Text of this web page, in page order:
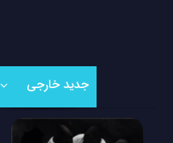
جدید خارجی